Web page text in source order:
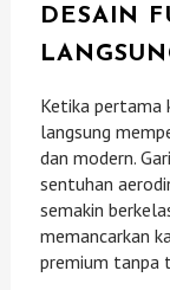
DESAIN
Ketika pertama
langsung
dan modern.
sentuhan
semakin
memancarkan
premium tanpa